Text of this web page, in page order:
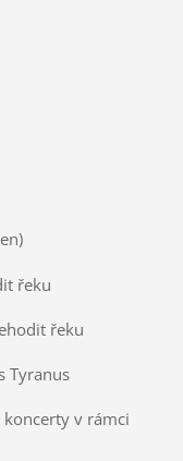
řeku
řeku
Tyranus
v rámci